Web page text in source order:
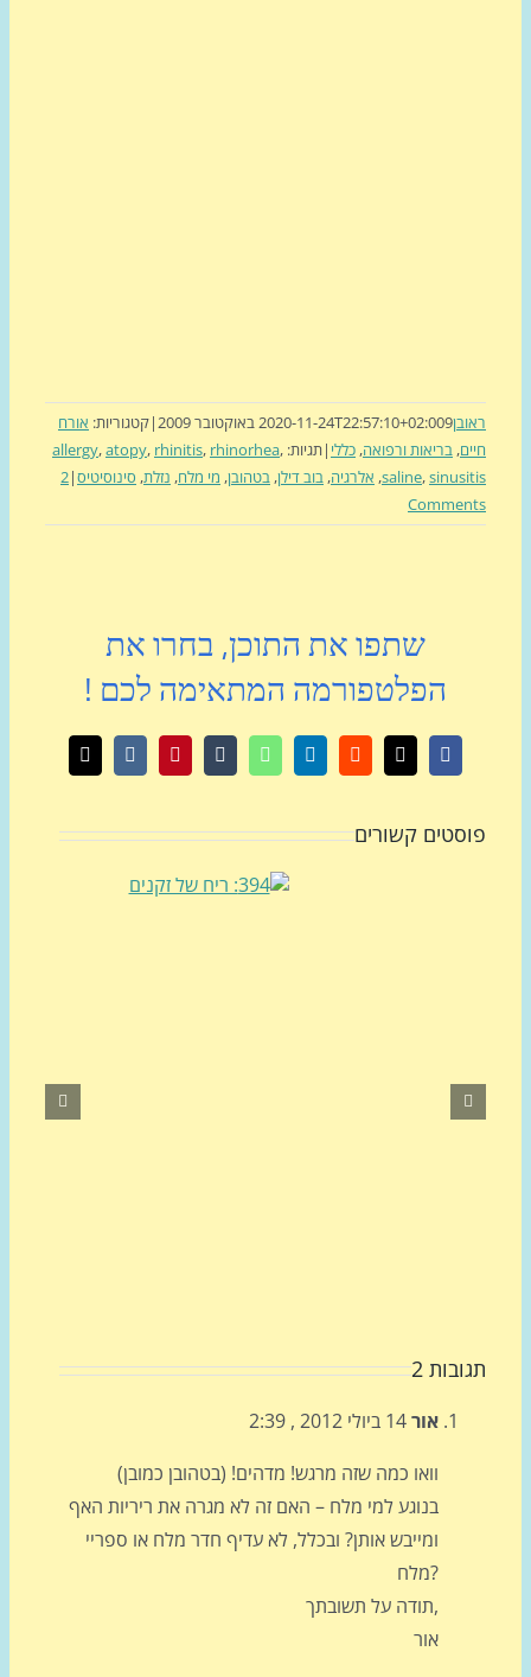
2020-11-24T22:57:10+02:00
|קטגוריות:אורח
בריאות ורפואה,כללי|תגיות: allergy,atopy ,rhinitis,rhinorhea,
saline,
,אלרגיה,בוב דילן,בטהובן,מי מלח,נזלת ,סינוסיטיס |
2
שתפו את התוכן, בחרו את
הפלטפורמה המתאימה לכם !
Facebook
Reddit
LinkedIn
WhatsApp
Tumblr
Pinterest
Vk
כתובת
דואר
קשורים
וואו כמה שזה מרגש! מדהים! (בטהובן כמובן)
בנוגע למי מלח – האם זה לא מגרה את ריריות האף
ומייבש אותן? ובכלל, לא עדיף חדר מלח או ספריי